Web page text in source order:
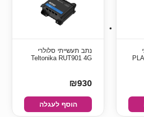
נתב תעשייתי סלולרי
Teltonika RUT901 4G
₪930
הוסף לעגלה